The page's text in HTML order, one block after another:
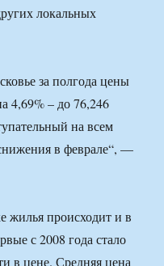
локальных
за полгода цены
4,69% – до 76,246
на всем
в феврале“, —
жилья происходит и в
с 2008 года стало
в цене. Средняя цена